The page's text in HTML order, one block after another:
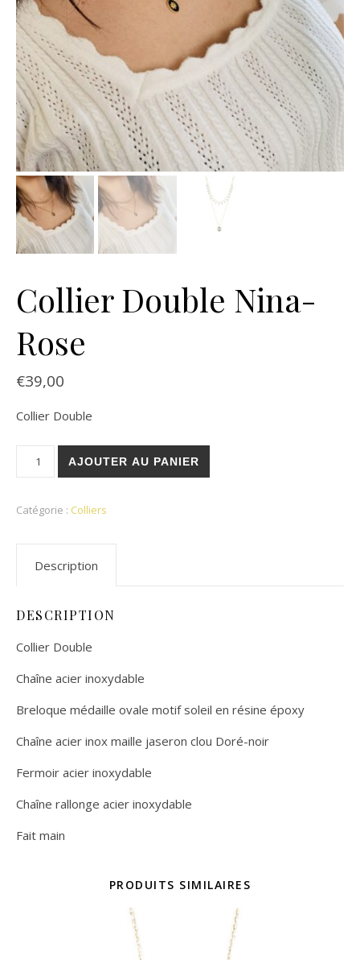
Collier Double Nina-
Rose
€39,00
Collier Double
quantité de Collier Double Nina-Rose
AJOUTER AU PANIER
Catégorie : Colliers
Description
DESCRIPTION
Collier Double
Chaîne acier inoxydable
Breloque médaille ovale motif soleil en résine époxy
Chaîne acier inox maille jaseron clou Doré-noir
Fermoir acier inoxydable
Chaîne rallonge acier inoxydable
Fait main
PRODUITS SIMILAIRES